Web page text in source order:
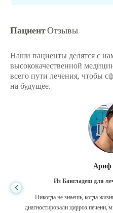
ПациентОтзывы
Наши пациенты делятся с
высококачественной
всего пути лечения, чтобы
на будущее.
Ариф
Из Бангладеш для
Никогда не знаешь, когда
диагностировали цирроз печени,